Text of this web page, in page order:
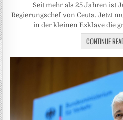
Seit mehr als 25 Jahren ist
Regierungschef von Ceuta. Jetzt
in der kleinen Exklave die
CONTINUE